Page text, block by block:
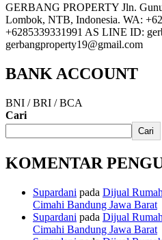
GERBANG PROPERTY Jln.
Lombok, NTB, Indonesia. WA:
+6285339331991 AS LINE ID:
gerbangproperty19@gmail.com
BANK ACCOUNT
BNI / BRI / BCA
Cari
Cari
KOMENTAR
Supardani pada Dijual
Cimahi Bandung Jawa Barat
Supardani pada Dijual
Cimahi Bandung Jawa Barat